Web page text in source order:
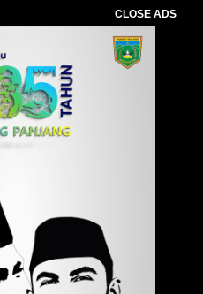
CLOSE ADS